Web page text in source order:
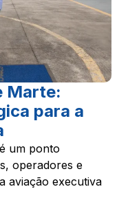
Marte:
para a
um ponto
operadores e
aviação executiva